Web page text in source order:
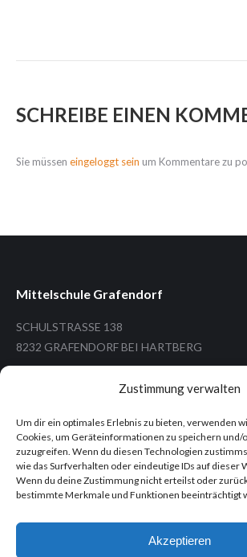
Zustimmung verwalten
Um dir ein optimales Erlebnis zu bieten, verwenden
Cookies, um Geräteinformationen zu speichern und/
zuzugreifen. Wenn du diesen Technologien
wie das Surfverhalten oder eindeutige IDs auf dieser
Wenn du deine Zustimmung nicht erteilst oder
bestimmte Merkmale und Funktionen beeinträchtigt
Akzeptieren
SCHREIBE EINEN
Sie müssen eingeloggt sein um Kommentare zu
Mittelschule Grafendorf
SCHULSTRASSE 138
8232 GRAFENDORF BEI HARTBERG
Tel.: +43 (3338) 26 12
Mail: ms.grafendorf@ms-grafendorf.at